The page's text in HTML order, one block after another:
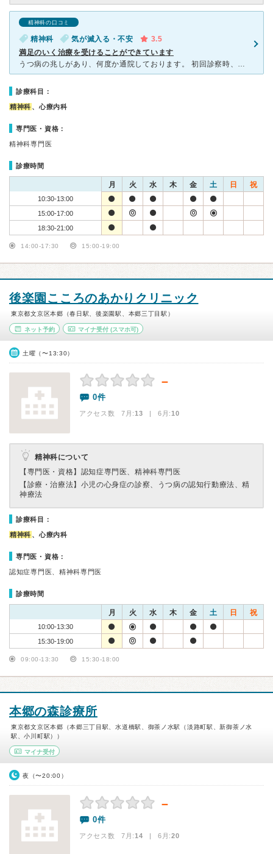
精神科の口コミ
精神科 気が滅入る・不安
3.5
満足のいく治療を受けることができています
うつ病の兆しがあり、何度か通院しております。 初回診察時、周辺で当日予約を了承してくださった唯一のクリニックでした。 院内は新しくはありませんが、清潔感のある印象でした。 先生は中年の男性の
診療科目：
精神科 、心療内科
専門医・資格：
精神科専門医
診療時間
月 火 水 木 金 土 日 祝
10:30-13:00
15:00-17:00
18:30-21:00
14:00-17:30 15:00-19:00
後楽園こころのあかりクリニック
東京都文京区本郷（春日駅、後楽園駅、本郷三丁目駅）
ネット予約 マイナ受付(スマホ可)
土曜（〜13:30）
－
0件
アクセス数 7月:13 | 6月:10
精神科について
【専門医・資格】 認知症専門医、精神科専門医
【診療・治療法】 小児の心身症の診察、うつ病の認知行動療法、精
神療法
診療科目：
精神科 、心療内科
専門医・資格：
認知症専門医、精神科専門医
診療時間
月 火 水 木 金 土 日 祝
10:00-13:30
15:30-19:00
09:00-13:30 15:30-18:00
本郷の森診療所
東京都文京区本郷（本郷三丁目駅、水道橋駅、御茶ノ水駅（淡路町駅、新御茶ノ水
駅、小川町駅））
マイナ受付
夜（〜20:00）
－
0件
アクセス数 7月:14 | 6月:20